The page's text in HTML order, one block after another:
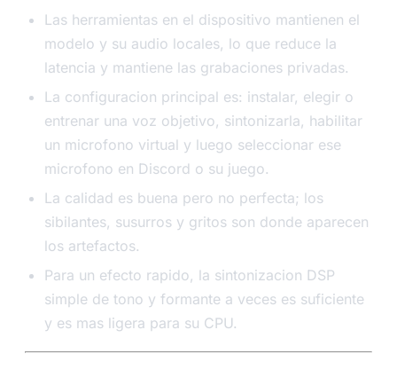
Las herramientas en el dispositivo mantienen el
modelo y su audio locales, lo que reduce la
latencia y mantiene las grabaciones privadas.
La configuracion principal es: instalar, elegir o
entrenar una voz objetivo, sintonizarla, habilitar
un microfono virtual y luego seleccionar ese
microfono en Discord o su juego.
La calidad es buena pero no perfecta; los
sibilantes, susurros y gritos son donde aparecen
los artefactos.
Para un efecto rapido, la sintonizacion DSP
simple de tono y formante a veces es suficiente
y es mas ligera para su CPU.